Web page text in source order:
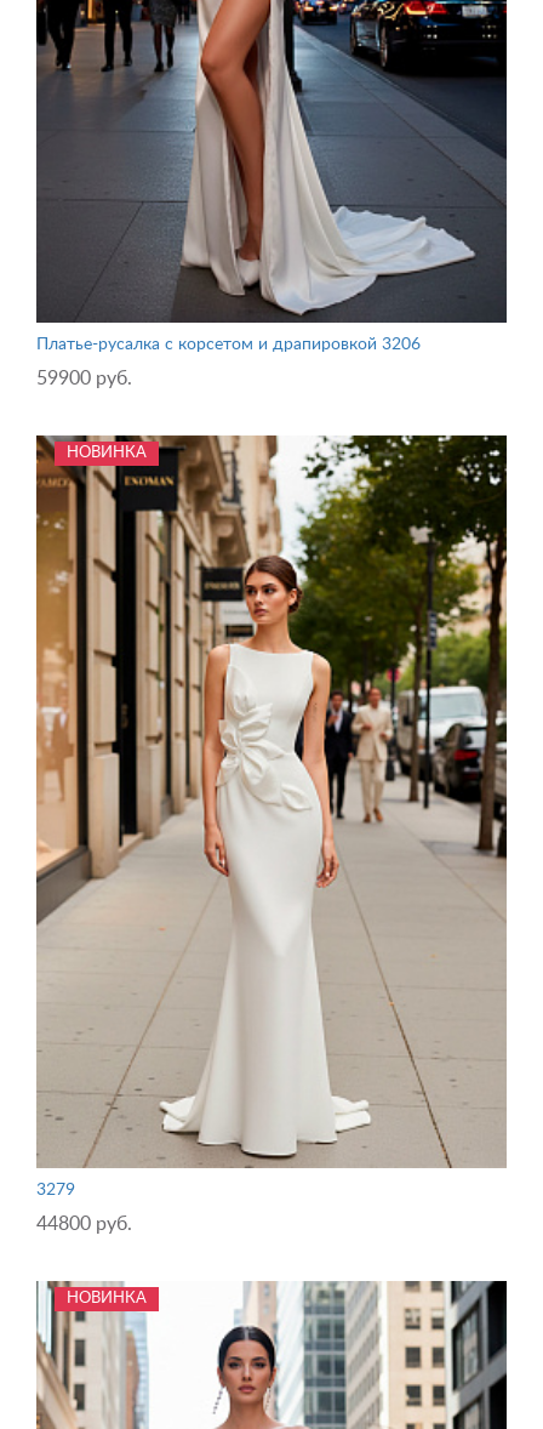
Платье-русалка с корсетом и драпировкой 3206
59900 руб.
НОВИНКА
3279
44800 руб.
НОВИНКА